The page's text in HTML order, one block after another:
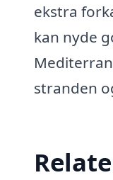
ekstra
kan nyde
stranden